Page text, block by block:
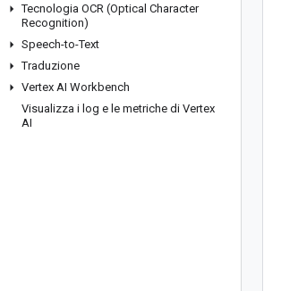
Tecnologia OCR (Optical Character
Recognition)
Speech-to-Text
Traduzione
Vertex AI Workbench
Visualizza i log e le metriche di Vertex
AI